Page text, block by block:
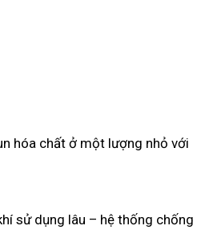
hóa chất ở một lượng nhỏ với
sử dụng lâu – hệ thống chống